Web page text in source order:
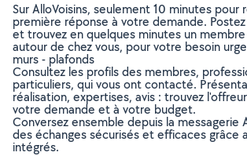
Sur AlloVoisins, seulement 10 minutes pour
première réponse à votre demande.
et trouvez en quelques minutes un
autour de chez vous, pour votre besoin
murs - plafonds
Consultez les profils des membres,
particuliers, qui vous ont contacté.
réalisation, expertises, avis : trouvez
votre demande et à votre budget.
Conversez ensemble depuis la messagerie
des échanges sécurisés et efficaces grâce
intégrés.